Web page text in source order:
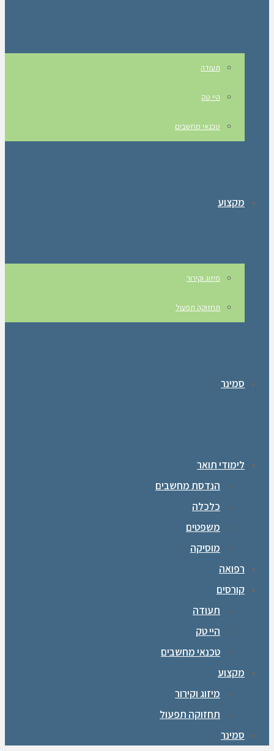
תעודה
היי טק
טכנאי מחשבים
מקצוע
מיזוג וקירור
תחזוקה תפעול
סמינר
לימודי תואר
הנדסת מחשבים
כלכלה
משפטים
מוסיקה
רפואה
קורסים
תעודה
היי טק
טכנאי מחשבים
מקצוע
מיזוג וקירור
תחזוקה תפעול
סמינר